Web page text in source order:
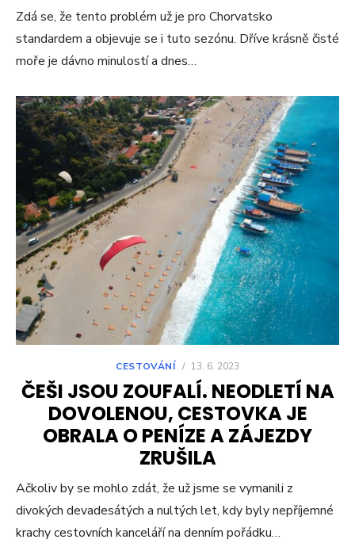
Zdá se, že tento problém už je pro Chorvatsko
standardem a objevuje se i tuto sezónu. Dříve krásně čisté
moře je dávno minulostí a dnes…
CESTOVÁNÍ / 13. 6. 2023
ČEŠI JSOU ZOUFALÍ. NEODLETÍ NA
DOVOLENOU, CESTOVKA JE
OBRALA O PENÍZE A ZÁJEZDY
ZRUŠILA
Ačkoliv by se mohlo zdát, že už jsme se vymanili z
divokých devadesátých a nultých let, kdy byly nepříjemné
krachy cestovních kanceláří na denním pořádku…